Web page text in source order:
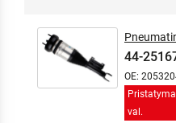
val.
44-
OE: